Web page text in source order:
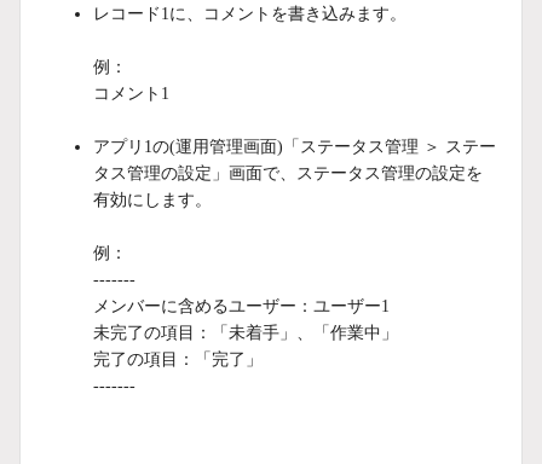
レコード1に、コメントを書き込みます。
例：
コメント1
アプリ1の(運用管理画面)「ステータス管理 ＞ ステー
タス管理の設定」画面で、ステータス管理の設定を
有効にします。
例：
-------
メンバーに含めるユーザー：ユーザー1
未完了の項目：「未着手」、「作業中」
完了の項目：「完了」
-------